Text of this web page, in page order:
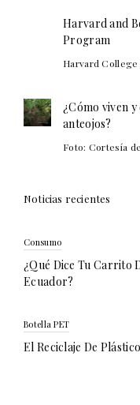
Harvard and
Program
Harvard
¿Cómo viven y
anteojos?
Foto: Cortesía
Noticias recientes
Consumo
¿Qué Dice Tu Carrito
Ecuador?
Botella PET
El Reciclaje De